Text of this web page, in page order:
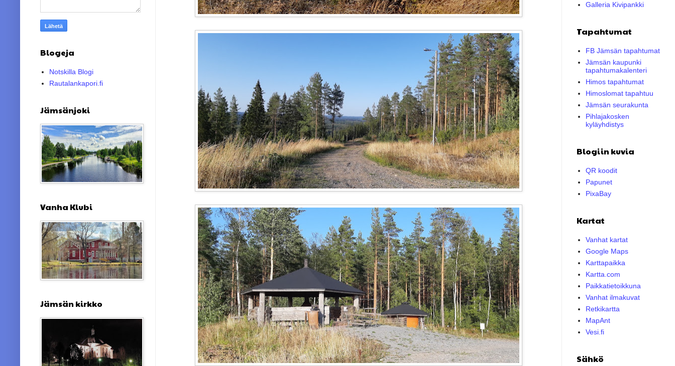
Blogeja
Notskilla Blogi
Rautalankapori.fi
Jämsänjoki
Vanha Klubi
Jämsän kirkko
Galleria Kivipankki
Tapahtumat
FB Jämsän tapahtumat
Jämsän kaupunki
tapahtumakalenteri
Himos tapahtumat
Himoslomat tapahtuu
Jämsän seurakunta
Pihlajakosken
kyläyhdistys
Blogiin kuvia
QR koodit
Papunet
PixaBay
Kartat
Vanhat kartat
Google Maps
Karttapaikka
Kartta.com
Paikkatietoikkuna
Vanhat ilmakuvat
Retkikartta
MapAnt
Vesi.fi
Sähkö